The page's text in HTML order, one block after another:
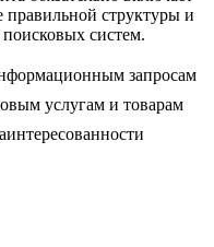
правильной структуры и
систем.
запросам
услугам и товарам